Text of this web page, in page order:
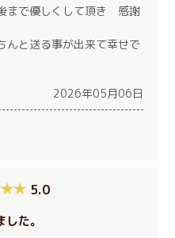
まで優しくして頂き 感謝
んと送る事が出来て幸せで
2026年05月06日
5.0
た。